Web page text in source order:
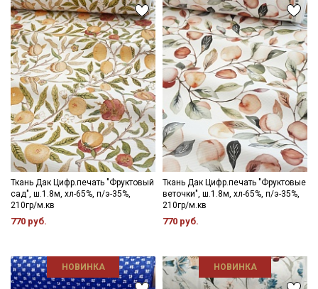
Ткань Дак Цифр.печать "Фруктовый
сад", ш.1.8м, хл-65%, п/э-35%,
210гр/м.кв
770 руб.
Ткань Дак Цифр.печать "Фруктовые
веточки", ш.1.8м, хл-65%, п/э-35%,
210гр/м.кв
770 руб.
НОВИНКА НОВИНКА
промокоды и скидки до 30% на узкие
категории тканей
Электронная почта
Подписаться
Ознакомлен(а) сПолитикой обработки персональных
данныхи даю Согласие на обработку персональных
данных
Согласие на получение рекламных и
информационных рассылок